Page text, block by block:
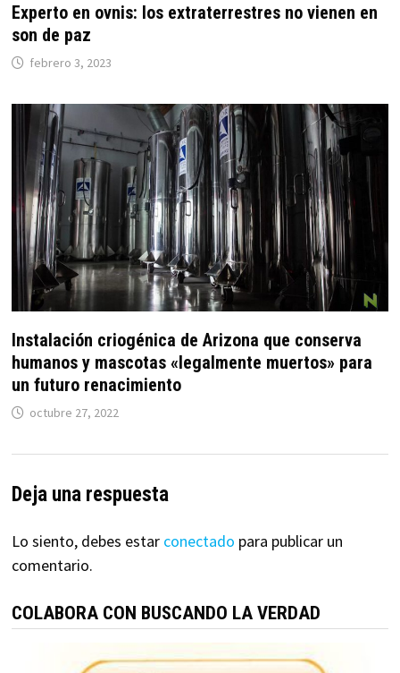
Experto en ovnis: los extraterrestres no vienen en
son de paz
febrero 3, 2023
Instalación criogénica de Arizona que conserva
humanos y mascotas «legalmente muertos» para
un futuro renacimiento
octubre 27, 2022
Deja una respuesta
Lo siento, debes estar conectado para publicar un
comentario.
COLABORA CON BUSCANDO LA VERDAD